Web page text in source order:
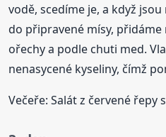
vodě, scedíme je, a když
do připravené mísy,
ořechy a podle chuti med.
nenasycené kyseliny, čímž
Večeře: Salát z červené řepy